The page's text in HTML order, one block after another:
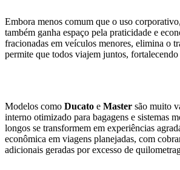
Embora menos comum que o uso
também ganha espaço pela praticidade e
fracionadas em veículos menores, elimina o
permite que todos viajem juntos,
Modelos como Ducato e Master são muito
interno otimizado para bagagens e sistemas
longos se transformem em experiências
econômica em viagens planejadas, com
adicionais geradas por excesso de